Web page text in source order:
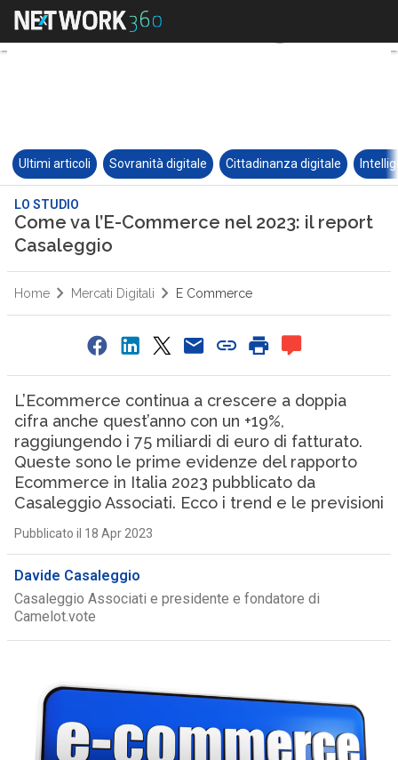
Ultimi articoli Sovranità digitale Cittadinanza digitale
LO STUDIO
Come va l’E-Commerce nel 2023: il report
Casaleggio
Home Mercati Digitali E Commerce
L’Ecommerce continua a crescere a doppia
cifra anche quest’anno con un +19%,
raggiungendo i 75 miliardi di euro di fatturato.
Queste sono le prime evidenze del rapporto
Ecommerce in Italia 2023 pubblicato da
Casaleggio Associati. Ecco i trend e le previsioni
Pubblicato il 18 Apr 2023
Davide Casaleggio
Casaleggio Associati e presidente e fondatore di
Camelot.vote